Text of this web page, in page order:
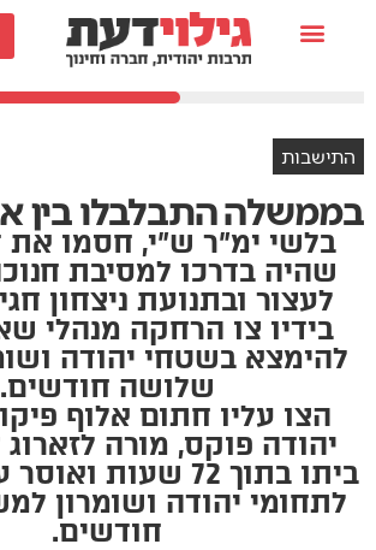
התישבות
בממשלה התבלבלו בין
בלשי ימ"ר ש"י, חסמו את
שהיה בדרכו למסיבת
לעצור ובתנועת ניצחון
בידיו צו הרחקה מנהלי
להימצא בשטחי יהודה
שלושה חודשים.
הצו עליו חתום אלוף
יהודה פוקס, מורה
ביתו בתוך 72 שעות
לתחומי יהודה ושומרון
חודשים.